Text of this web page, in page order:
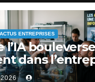
ACTUS ENTREPRISES
l’IA bouleverse
dans